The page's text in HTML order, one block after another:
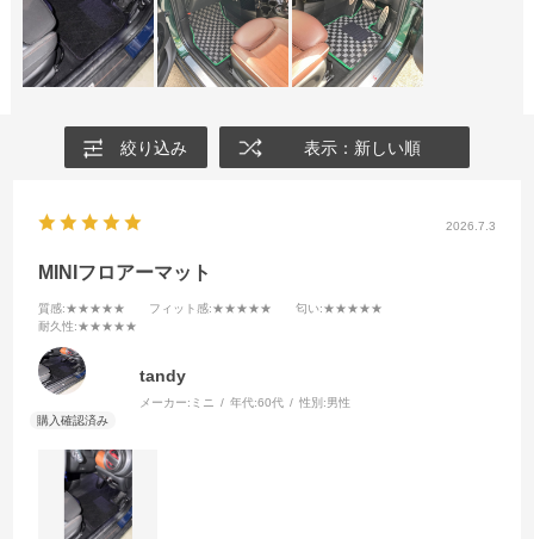
絞り込み 表示：新しい順
2026.7.3
MINIフロアーマット
質感:★★★★★ フィット感:★★★★★ 匂い:★★★★★
耐久性:★★★★★
tandy
メーカー: ミニ 年代:60代 性別:男性